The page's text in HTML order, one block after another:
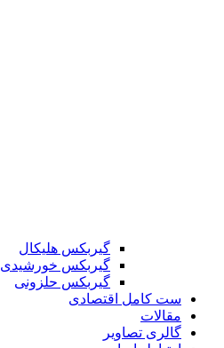
گیربکس هلیکال
گیربکس خورشیدی
گیربکس حلزونی
ست کامل اقتصادی
مقالات
گالری تصاویر